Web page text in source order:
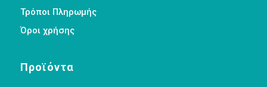
Τρόποι Πληρωμής
Όροι χρήσης
Προϊόντα